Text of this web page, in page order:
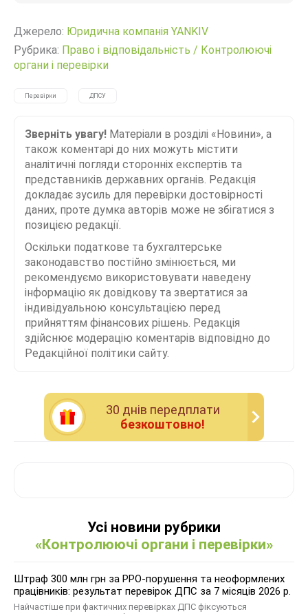
Джерело: Юридична компанія YANKIV
Рубрика: Право і відповідальність / Контролюючі
органи і перевірки
Перевірки ДПСУ
Зверніть увагу! Матеріали в розділі «Новини», а
також коментарі до них можуть містити
аналітичні погляди сторонніх експертів та
представників державних органів. Редакція
докладає зусиль для перевірки достовірності
даних, проте думка авторів може не збігатися з
позицією редакції.
Оскільки податкове та бухгалтерське
законодавство постійно змінюється, ми
рекомендуємо використовувати наведену
інформацію як довідкову та звертатися за
індивідуальною консультацією перед
прийняттям фінансових рішень. Редакція
здійснює модерацію коментарів відповідно до
Редакційної політики сайту.
30 днiв передплати
безкоштовно!
Усі новини рубрики
«Контролюючі органи і перевірки»
Штраф 300 млн грн за РРО-порушення та неоформлених
працівників: результат перевірок ДПС за 7 місяців 2026 р.
Найчастіше при фактичних перевірках ДПС фіксуються